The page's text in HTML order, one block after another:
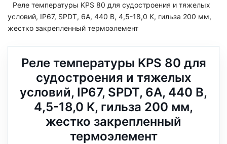
Реле температуры KPS 80 для судостроения и тяжелых
условий, IP67, SPDT, 6А, 440 В, 4,5-18,0 K, гильза 200 мм,
жестко закрепленный термоэлемент
Реле температуры KPS 80 для
судостроения и тяжелых
условий, IP67, SPDT, 6А, 440 В,
4,5-18,0 K, гильза 200 мм,
жестко закрепленный
термоэлемент